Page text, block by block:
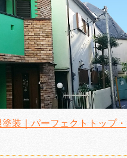
装｜パーフェクトトップ・